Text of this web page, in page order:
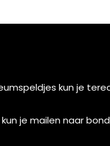
kun je
je mailen naar